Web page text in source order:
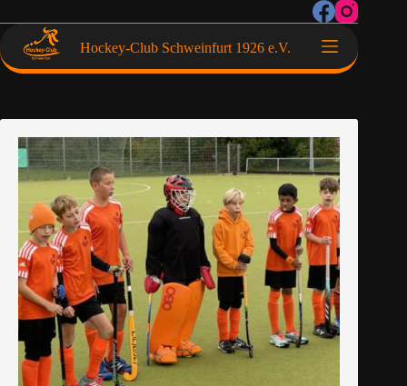
Hockey-Club Schweinfurt 1926 e.V.